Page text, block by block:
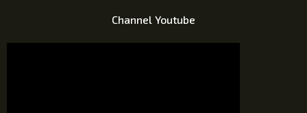
Channel Youtube